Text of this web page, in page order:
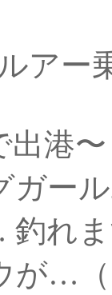
アー
出港〜
ガー
れ
が…